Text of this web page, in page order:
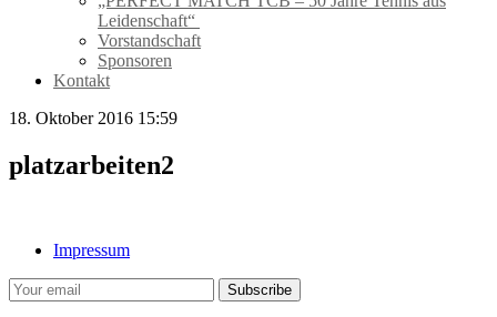
Leidenschaft“
Vorstandschaft
Sponsoren
Kontakt
18. Oktober 2016 15:59
platzarbeiten2
Impressum